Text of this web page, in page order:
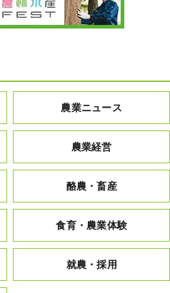
農業ニュース
農業経営
酪農・畜産
食育・農業体験
就農・採用